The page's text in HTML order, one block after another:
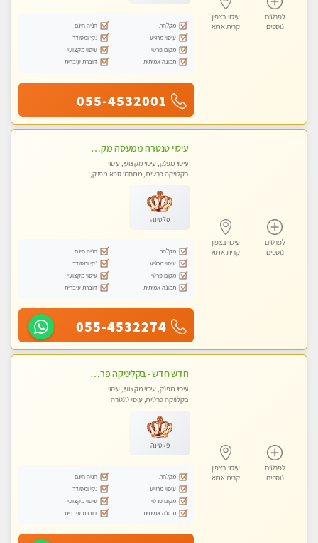
לפרטים
נוספים
עיסוי בצפון
קרית אתא
מקלחת
חניה חינם
עיסוי מרגיע
נקי ומסודר
מקום פרטי
עיסוי מקצועי
תמונה אמיתית
דוברת עיברית
055-4532001
לפרטים
נוספים
עיסוי בצפון
קרית אתא
עיסוי טנטרה ממעסה מקצועית חוויה מעולם אחר שכל אחד צריך לנסות ללא מין !!!
עיסוי מפנק, עיסוי מקצועי, עיסוי
בקלניקה פרטית, מתחמי ספא מפנק,
פלטינה
מקלחת
חניה חינם
עיסוי מרגיע
נקי ומסודר
מקום פרטי
עיסוי מקצועי
תמונה אמיתית
דוברת עיברית
055-4532274
לפרטים
נוספים
עיסוי בצפון
קרית אתא
חדש חדש - בקליניקה פרטית עיסוי לחידוש אנרגיות עיסוי חלומי מומלץ מאוד !
עיסוי מפנק, עיסוי מקצועי, עיסוי
בקלניקה פרטית, עיסוי טנטרה
פלטינה
מקלחת
חניה חינם
עיסוי מרגיע
נקי ומסודר
מקום פרטי
עיסוי מקצועי
תמונה אמיתית
דוברת עיברית